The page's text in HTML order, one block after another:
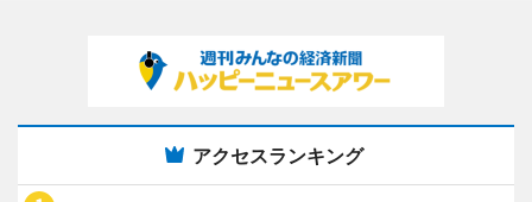
アクセスランキング